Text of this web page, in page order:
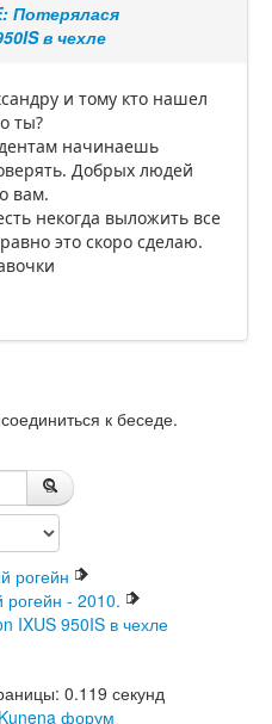
Потерялася
в чехле
и тому кто нашел
ты?
начинаешь
Добрых людей
вам.
некогда выложить все
это скоро сделаю.
к беседе.
рогейн
рогейн - 2010.
IXUS 950IS в чехле
0.119 секунд
Kunena форум